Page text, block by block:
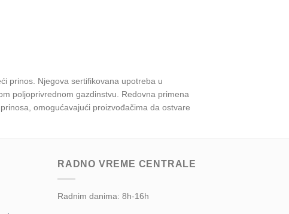
prinos. Njegova sertifikovana upotreba u
poljoprivrednom gazdinstvu. Redovna primena
omogućavajući proizvođačima da ostvare
RADNO VREME CENTRALE
Radnim danima: 8h-16h